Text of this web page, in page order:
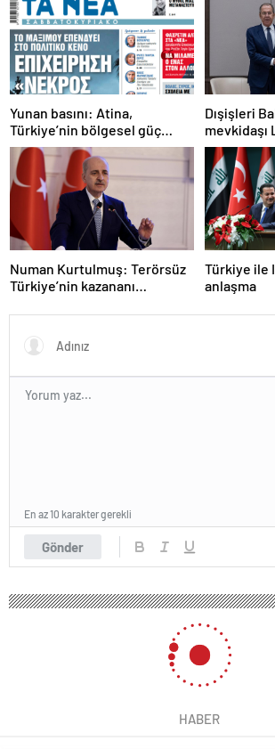
Yunan basını: Atina,
Türkiye’nin bölgesel güç
olmasını durduramadı
Dışişleri
mevkidaşı
Numan Kurtulmuş: Terörsüz
Türkiye’nin kazananı
Türkiye ile
anlaşma
Gönder
En az 10 karakter gerekli
HABER